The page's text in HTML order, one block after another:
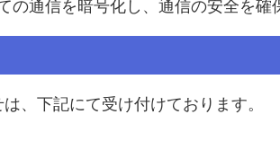
の通信を暗号化し、通信の安全を確
、下記にて受け付けております。